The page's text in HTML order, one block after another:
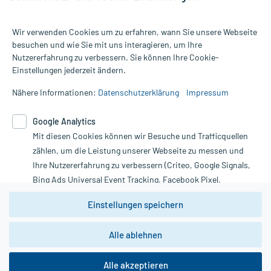
Alle Preise gelten inkl. MwSt., ggf. zzgl. Versandkosten
Informationen auf dieser Website werden ausschließlich für
die Untersuchung und Behandlung durch einen Arzt. Bitte
Therapien eingeleitet werden können. | Diese Webseite benutzt
Google Analytics. Lesen Sie bitte dazu die wichtigen Hinweise in
unserer Datenschutzerklärung. Für den Widerruf einer Bestellung
nutzen Sie das Formular:
Vertrag widerrufen
*Hinweise zu unseren Aktionen und Bewertungen
Wir verwenden Cookies um zu erfahren, wann Sie unsere Webseite
besuchen und wie Sie mit uns interagieren, um Ihre
Nutzererfahrung zu verbessern. Sie können Ihre Cookie-
Einstellungen jederzeit ändern.
Nähere Informationen: Datenschutzerklärung Impressum
Google Analytics
Mit diesen Cookies können wir Besuche und Trafficquellen
zählen, um die Leistung unserer Webseite zu messen und
Ihre Nutzererfahrung zu verbessern (Criteo, Google Signals,
Bing Ads Universal Event Tracking, Facebook Pixel,
Youtube-Social Plugin).
Wir weisen darauf hin, dass die
zwingend den Europäischen Anforderungen gem. EU-
DSGVO genügen und ein Datentransfer in Drittstaaten bzw.
Daten dort verarbeitet werden, kann nicht geprüft und
Einstellungen speichern
Alle ablehnen
Alle akzeptieren